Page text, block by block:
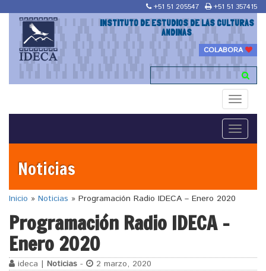
+51 51 205547 +51 51 357415
INSTITUTO DE ESTUDIOS DE LAS CULTURAS
ANDINAS
COLABORA
Toggle
Toggle
Noticias
Inicio » Noticias » Programación Radio IDECA – Enero 2020
Programación Radio IDECA –
Enero 2020
ideca | Noticias - 2 marzo, 2020